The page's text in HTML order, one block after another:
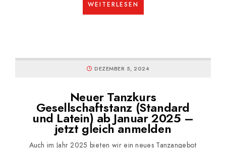
WEITERLESEN
DEZEMBER 5, 2024
Neuer Tanzkurs
Gesellschaftstanz (Standard
und Latein) ab Januar 2025 –
jetzt gleich anmelden
Auch im Jahr 2025 bieten wir ein neues Tanzangebot